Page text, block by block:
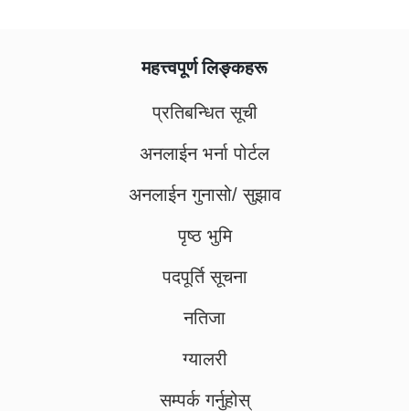
महत्त्वपूर्ण लिङ्कहरू
प्रतिबन्धित सूची
अनलाईन भर्ना पोर्टल
अनलाईन गुनासो/ सुझाव
पृष्ठ भुमि
पदपूर्ति सूचना
नतिजा
ग्यालरी
सम्पर्क गर्नुहोस्